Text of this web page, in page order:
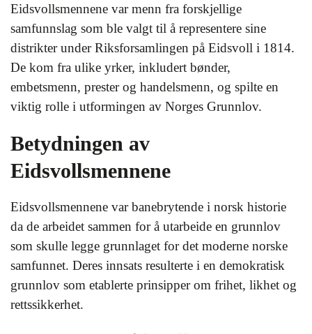
Eidsvollsmennene var menn fra forskjellige
samfunnslag som ble valgt til å representere sine
distrikter under Riksforsamlingen på Eidsvoll i 1814.
De kom fra ulike yrker, inkludert bønder,
embetsmenn, prester og handelsmenn, og spilte en
viktig rolle i utformingen av Norges Grunnlov.
Betydningen av
Eidsvollsmennene
Eidsvollsmennene var banebrytende i norsk historie
da de arbeidet sammen for å utarbeide en grunnlov
som skulle legge grunnlaget for det moderne norske
samfunnet. Deres innsats resulterte i en demokratisk
grunnlov som etablerte prinsipper om frihet, likhet og
rettssikkerhet.